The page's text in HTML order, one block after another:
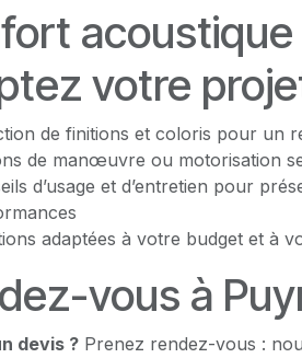
acoustique
votre
de finitions et coloris pour un
de manœuvre ou motorisation
d’usage et d’entretien pour
adaptées à votre budget et à
vous à
devis ? Prenez rendez-vous :